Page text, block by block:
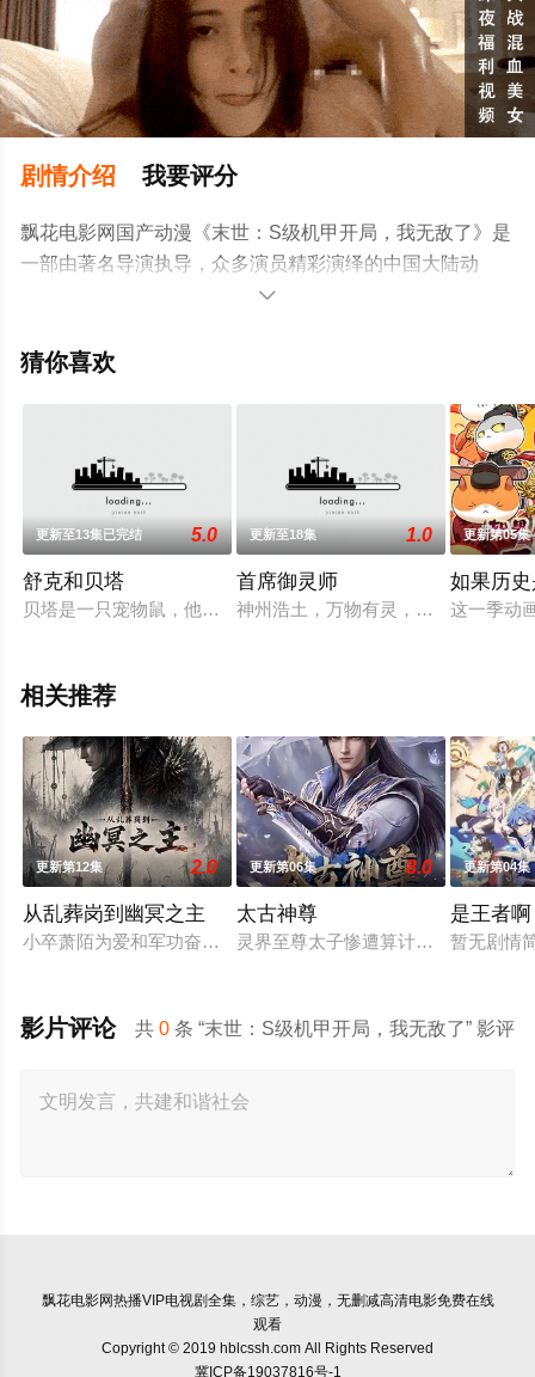
剧情介绍 我要评分
飘花电影网国产动漫《末世：S级机甲开局，我无敌了》是
一部由著名导演执导，众多演员精彩演绎的中国大陆动
漫，大结局剧情已揭晓（1-40全集），手机免费在线观看
可移步至豆瓣动漫、电视猫或剧情网等平台了解。

猜你喜欢
更新至13集已完结 5.0
舒克和贝塔
贝塔是一只宠物鼠，他经常会驾着小主人的小坦克对付老是欺
更新至18集 1.0
首席御灵师
神州浩土，万物有灵，与精灵结成伙
更新第05集
如果历
这一季动
相关推荐
更新第12集 2.0
从乱葬岗到幽冥之主
小卒萧陌为爱和军功奋斗三年，却被恋人柳莺儿与将军之子赵
更新第06集 8.0
太古神尊
灵界至尊太子惨遭算计身死，重生跌
更新第04集
是王者
暂无剧情
共0 条 “末世：S级机甲开局，我无敌了” 影评
影片评论
飘花电影网热播VIP电视剧全集，综艺，动漫，无删减高清电影免费在线
观看
Copyright © 2019 hblcssh.com All Rights Reserved
冀ICP备19037816号-1